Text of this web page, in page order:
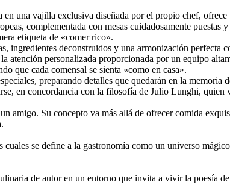
una vajilla exclusiva diseñada por el propio chef,
complementada con mesas cuidadosamente
etiqueta de «comer rico».
ingredientes deconstruidos y una armonización perfecta
personalizada proporcionada por un equipo
que cada comensal se sienta «como en casa».
preparando detalles que quedarán en la
en concordancia con la filosofía de Julio Lunghi, quien
amigo. Su concepto va más allá de ofrecer comida
se define a la gastronomía como un universo
de autor en un entorno que invita a vivir la poesía